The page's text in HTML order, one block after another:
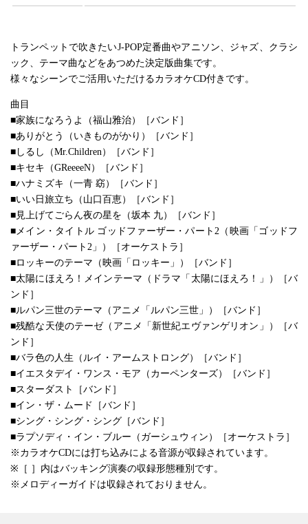
トランペットで吹きたいJ-POP定番曲やアニソン、ジャズ、クラシ
ック、テーマ曲などをあつめた決定版曲集です。
様々なシーンでご活用いただけるカラオケCD付きです。
曲目
■家族になろうよ（福山雅治）［バンド］
■ありがとう（いきものがかり）［バンド］
■しるし（Mr.Children）［バンド］
■キセキ（GReeeeN）［バンド］
■ハナミズキ（一青 窈）［バンド］
■いい日旅立ち（山口百恵）［バンド］
■見上げてごらん夜の星を（坂本 九）［バンド］
■メイン・タイトル ゴッドファーザー・パート2（映画「ゴッドフ
ァーザー・パート2」）［オーケストラ］
■ロッキーのテーマ（映画「ロッキー」）［バンド］
■太陽にほえろ！メインテーマ（ドラマ「太陽にほえろ！」）［バ
ンド］
■ルパン三世のテーマ（アニメ「ルパン三世」）［バンド］
■残酷な天使のテーゼ（アニメ「新世紀エヴァンゲリオン」）［バ
ンド］
■バラ色の人生（ルイ・アームストロング）［バンド］
■イエスタデイ・ワンス・モア（カーペンターズ）［バンド］
■スターダスト［バンド］
■イン・ザ・ムード［バンド］
■シング・シング・シング［バンド］
■ラプソディ・イン・ブルー（ガーシュウィン）［オーケストラ］
※カラオケCDには打ち込みによる音源が収録されています。
※［ ］内はバッキング演奏の収録形態種別です。
※メロディーガイドは収録されておりません。